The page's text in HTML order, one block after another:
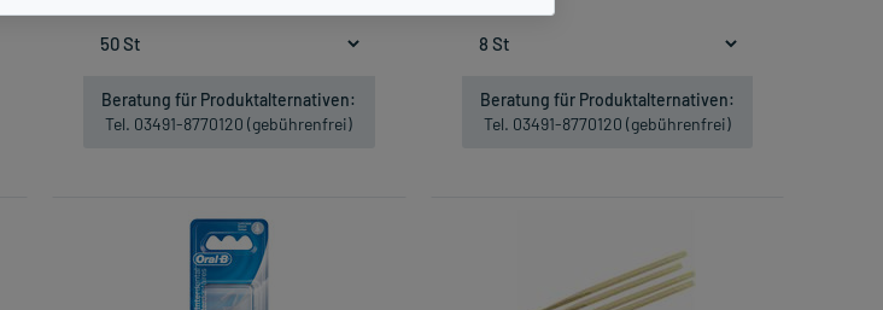
Beratung für Produktalternativen:
Tel. 03491-8770120 (gebührenfrei)
Beratung für Produktalternativen:
Tel. 03491-8770120 (gebührenfrei)